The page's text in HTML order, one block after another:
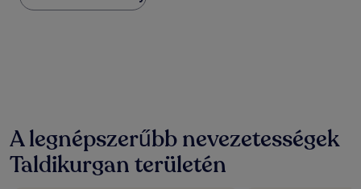
az
éjszakára.
Az
ár
A legnépszerűbb nevezetességek
Taldikurgan területén